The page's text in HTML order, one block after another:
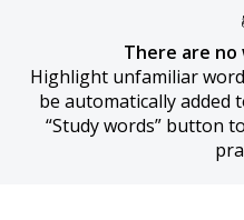
There are
Highlight unfamiliar
be automatically added
“Study words” button